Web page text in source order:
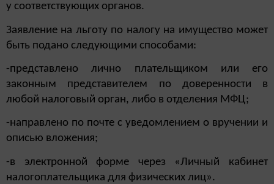
у соответствующих органов.
Заявление на льготу по налогу на имущество может
быть подано следующими способами:
-представлено лично плательщиком или его
законным представителем по доверенности в
любой налоговый орган, либо в отделения МФЦ;
-направлено по почте с уведомлением о вручении и
описью вложения;
-в электронной форме через «Личный кабинет
налогоплательщика для физических лиц».